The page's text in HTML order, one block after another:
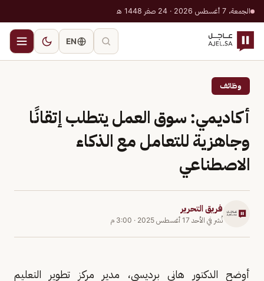
الجمعة، 7 أغسطس 2026 · 24 صفر 1448 هـ
EN
وظائف
أكاديمي: سوق العمل يتطلب إتقانًا
وجاهزية للتعامل مع الذكاء
الاصطناعي
فريق التحرير
نُشر في الأحد 17 أغسطس 2025 · 3:00 م
أوضح الدكتور هاني برديسي، مدير مركز تطوير التعليم